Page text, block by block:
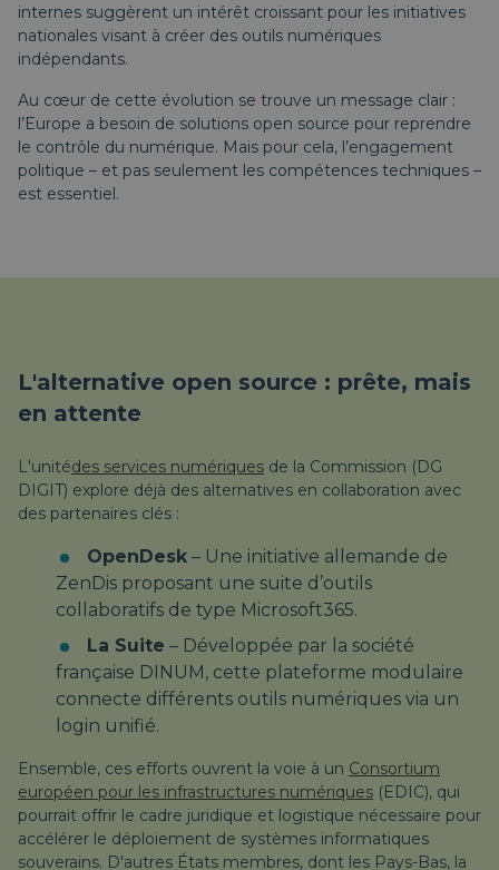
internes suggèrent un intérêt croissant pour les initiatives
nationales visant à créer des outils numériques
indépendants.
Au cœur de cette évolution se trouve un message clair :
l’Europe a besoin de solutions open source pour reprendre
le contrôle du numérique. Mais pour cela, l’engagement
politique – et pas seulement les compétences techniques –
est essentiel.
L'alternative open source : prête, mais
en attente
L'unitédes services numériques de la Commission (DG
DIGIT) explore déjà des alternatives en collaboration avec
des partenaires clés :
OpenDesk – Une initiative allemande de
ZenDis proposant une suite d’outils
collaboratifs de type Microsoft365.
La Suite – Développée par la société
française DINUM, cette plateforme modulaire
connecte différents outils numériques via un
login unifié.
Ensemble, ces efforts ouvrent la voie à un Consortium
européen pour les infrastructures numériques (EDIC), qui
pourrait offrir le cadre juridique et logistique nécessaire pour
accélérer le déploiement de systèmes informatiques
souverains. D'autres États membres, dont les Pays-Bas, la